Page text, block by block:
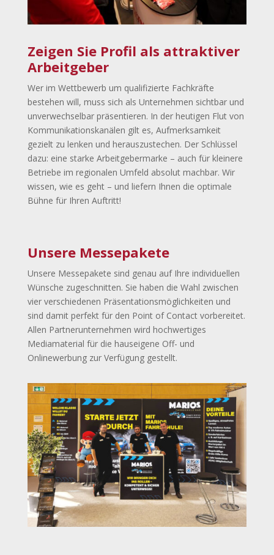
Zeigen Sie Profil als attraktiver
Arbeitgeber
Wer im Wettbewerb um qualifizierte Fachkräfte
bestehen will, muss sich als Unternehmen sichtbar und
unverwechselbar präsentieren. In der heutigen Flut von
Kommunikationskanälen gilt es, Aufmerksamkeit
gezielt zu lenken und herauszustechen. Der Schlüssel
dazu: eine starke Arbeitgebermarke – auch für kleinere
Betriebe im regionalen Umfeld absolut machbar. Wir
wissen, wie es geht – und liefern Ihnen die optimale
Bühne für Ihren Auftritt!
Unsere Messepakete
Unsere Messepakete sind genau auf Ihre individuellen
Wünsche zugeschnitten. Sie haben die Wahl zwischen
vier verschiedenen Präsentationsmöglichkeiten und
sind damit perfekt für den Point of Contact vorbereitet.
Allen Partnerunternehmen wird hochwertiges
Mediamaterial für die hauseigene Off- und
Onlinewerbung zur Verfügung gestellt.